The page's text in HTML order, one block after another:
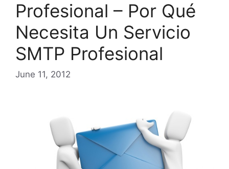
Profesional – Por Qué
Necesita Un Servicio
SMTP Profesional
June 11, 2012